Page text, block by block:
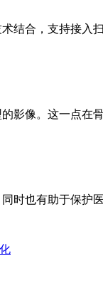
合，支持接入
像。这一点在
也有助于保护